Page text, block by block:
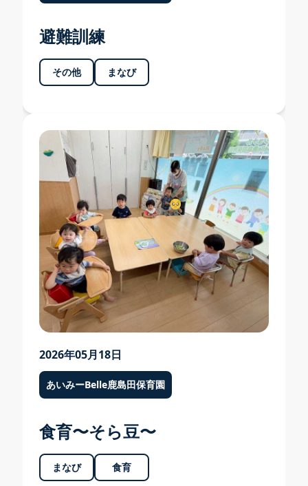
お知らせ
お知らせ TOP
避難訓練
その他 まなび
2026年05月18日
あいみーBelle鹿島田保育園
食育〜そら豆〜
まなび 食育